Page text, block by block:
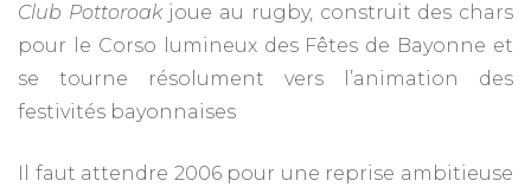
Club Pottoroak joue au rugby, construit des chars
pour le Corso lumineux des Fêtes de Bayonne et
se tourne résolument vers l’animation des
festivités bayonnaises
Il faut attendre 2006 pour une reprise ambitieuse